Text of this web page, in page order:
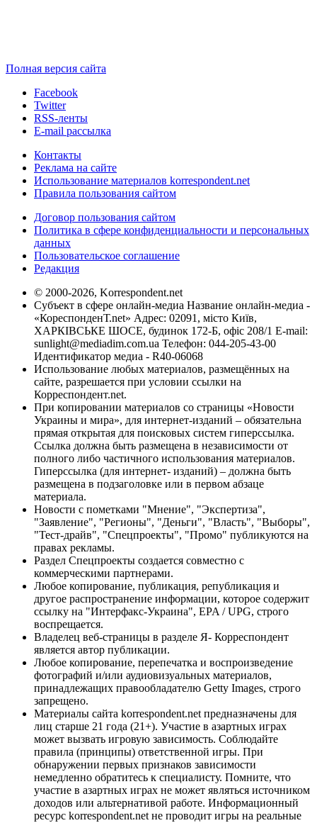
Полная версия сайта
Facebook
Twitter
RSS-ленты
E-mail рассылка
Контакты
Реклама на сайте
Использование материалов korrespondent.net
Правила пользования сайтом
Договор пользования сайтом
Политика в сфере конфиденциальности и персональных
данных
Пользовательское соглашение
Редакция
© 2000-2026, Korrespondent.net
Субъект в сфере онлайн-медиа Название онлайн-медиа -
«КореспонденТ.net» Адрес: 02091, місто Київ,
ХАРКІВСЬКЕ ШОСЕ, будинок 172-Б, офіс 208/1 E-mail:
sunlight@mediadim.com.ua Телефон: 044-205-43-00
Идентификатор медиа - R40-06068
Использование любых материалов, размещённых на
сайте, разрешается при условии ссылки на
Корреспондент.net.
При копировании материалов со страницы «Новости
Украины и мира», для интернет-изданий – обязательна
прямая открытая для поисковых систем гиперссылка.
Ссылка должна быть размещена в независимости от
полного либо частичного использования материалов.
Гиперссылка (для интернет- изданий) – должна быть
размещена в подзаголовке или в первом абзаце
материала.
Новости с пометками "Мнение", "Экспертиза",
"Заявление", "Регионы", "Деньги", "Власть", "Выборы",
"Тест-драйв", "Спецпроекты", "Промо" публикуются на
правах рекламы.
Раздел Спецпроекты создается совместно с
коммерческими партнерами.
Любое копирование, публикация, републикация и
другое распространение информации, которое содержит
ссылку на "Интерфакс-Украина", EPA / UPG, строго
воспрещается.
Владелец веб-страницы в разделе Я- Корреспондент
является автор публикации.
Любое копирование, перепечатка и воспроизведение
фотографий и/или аудиовизуальных материалов,
принадлежащих правообладателю Getty Images, строго
запрещено.
Материалы сайта korrespondent.net предназначены для
лиц старше 21 года (21+). Участие в азартных играх
может вызвать игровую зависимость. Соблюдайте
правила (принципы) ответственной игры. При
обнаружении первых признаков зависимости
немедленно обратитесь к специалисту. Помните, что
участие в азартных играх не может являться источником
доходов или альтернативой работе. Информационный
ресурс korrespondent.net не проводит игры на реальные